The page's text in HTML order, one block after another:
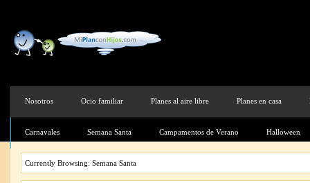
Nosotros Ocio familiar Planes al aire libre Planes en casa
Carnavales Semana Santa Campamentos de Verano Halloween
Currently Browsing: Semana Santa